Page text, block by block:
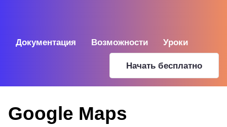
Документация Возможности Уроки
Начать бесплатно
Google Maps